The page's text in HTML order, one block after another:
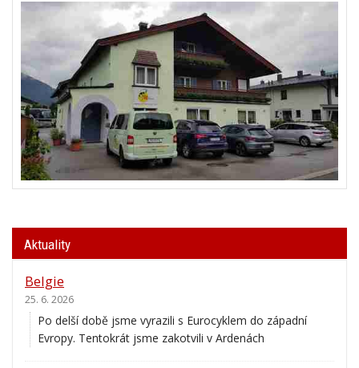
Aktuality
Belgie
25. 6. 2026
Po delší době jsme vyrazili s Eurocyklem do západní
Evropy. Tentokrát jsme zakotvili v Ardenách